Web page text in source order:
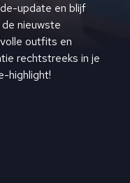
update en blijf
nieuwste
outfits en
rechtstreeks in je
highlight!